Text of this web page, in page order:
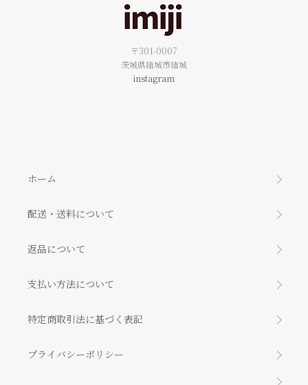
〒301-0007
茨城県結城市結城
instagram
ホーム
配送・送料について
返品について
支払い方法について
特定商取引法に基づく表記
プライバシーポリシー